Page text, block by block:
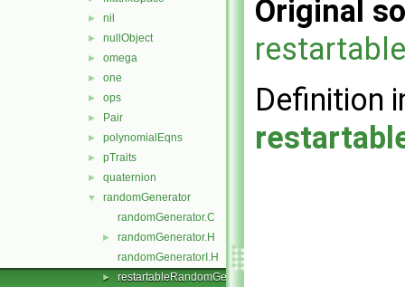
► nil
► nullObject
► omega
► one
► ops
► Pair
► polynomialEqns
► pTraits
► quaternion
▼
randomGenerator
randomGenerator.C
►
randomGenerator.H
randomGeneratorI.H
► restartableRandomGenerator.H
Original
Definition